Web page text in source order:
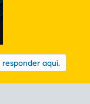
aquí.